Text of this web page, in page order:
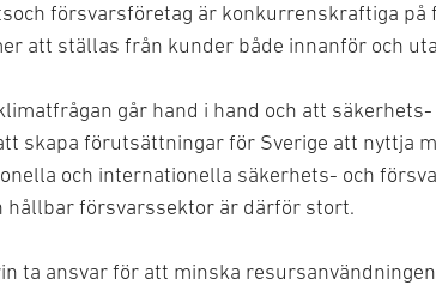
försvarsföretag är konkurrenskraftiga på
att ställas från kunder både innanför och
går hand i hand och att
skapa förutsättningar för Sverige att nyttja
och internationella säkerhets- och
försvarssektor är därför stort.
ta ansvar för att minska